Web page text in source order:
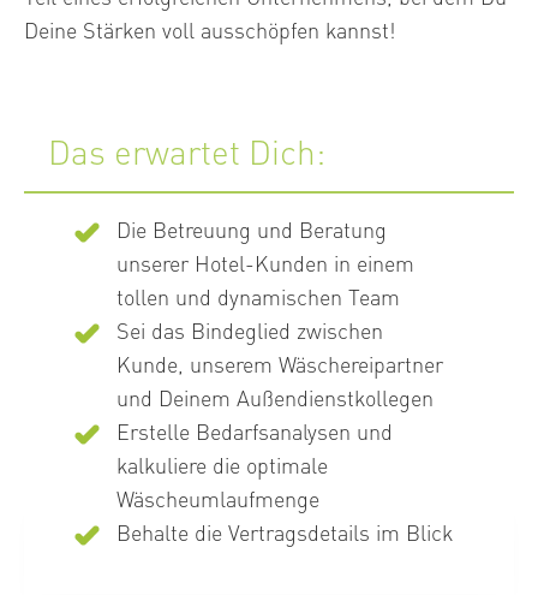
Deine Stärken voll ausschöpfen kannst!
Das erwartet Dich:
Die Betreuung und Beratung
unserer Hotel-Kunden in einem
tollen und dynamischen Team
Sei das Bindeglied zwischen
Kunde, unserem Wäschereipartner
und Deinem Außendienstkollegen
Erstelle Bedarfsanalysen und
kalkuliere die optimale
Wäscheumlaufmenge
Behalte die Vertragsdetails im Blick